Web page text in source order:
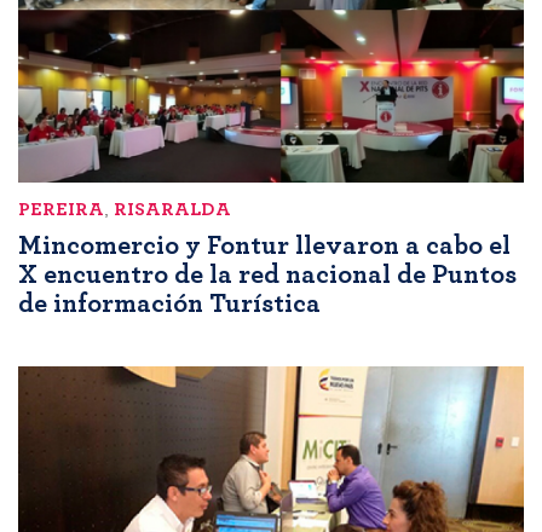
PEREIRA RISARALDA
Mincomercio y Fontur llevaron a cabo el
X encuentro de la red nacional de Puntos
de información Turística